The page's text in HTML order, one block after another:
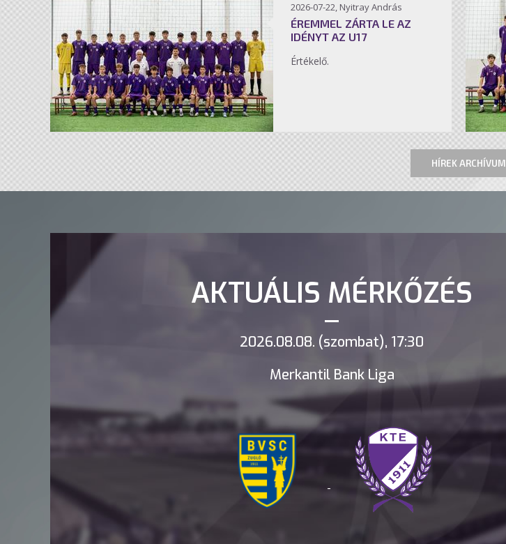
2026-07-22, Nyitray András
ÉREMMEL ZÁRTA LE AZ
IDÉNYT AZ U17
Értékelő.
HÍREK ARCHÍVUM
AKTUÁLIS MÉRKŐZÉS
2026.08.08. (szombat), 17:30
Merkantil Bank Liga
-